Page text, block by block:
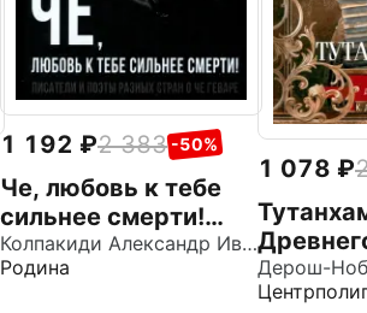
1 192 2 383 -50%
Че, любовь к тебе
сильнее смерти!
Писатели и поэты
разных стран о Че
Колпакиди Александр Иванович
Родина
1 078